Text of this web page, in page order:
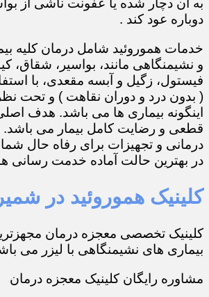
به آن دچار شده یا عفونت ناشی از
دوباره عود کند .
خدمات هموروئید شامل درمان کلیه
و نشیمنگاهی مانند، بواسیر، شقاق،
فیستول، زگیل و آبسه مقعدی، با
( بدون درد و دوران نقاهت ) و تحت
اینگونه بیماری ها می باشد. هدف
قطعی و رضایت کامل بیمار می باشد.
درمانی و تجهیزات برای رفاه حال
در بهترین حالت آماده خدمت رسانی
کلینیک هموروئید در
کلینیک تخصصی معجزه درمان
بیماری های نشیمنگاهی با لیزر می
مشاوره رایگان کلینیک معجزه درمان